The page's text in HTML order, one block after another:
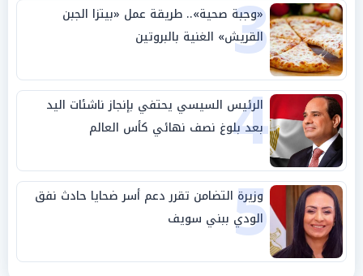
3
«وجبة صحية».. طريقة عمل «بيتزا الجبن
القريش» الغنية بالبروتين
4
الرئيس السيسي يحتفي بإنجاز ناشئات اليد
بعد بلوغ نصف نهائي كأس العالم
5
وزيرة التضامن تقرر دعم أسر ضحايا حادث نفق
الودي ببني سويف